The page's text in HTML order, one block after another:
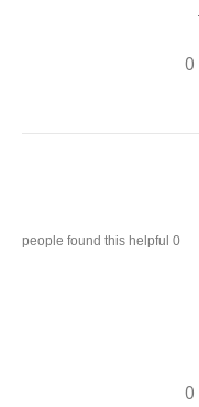
0
0 people found this helpful
0